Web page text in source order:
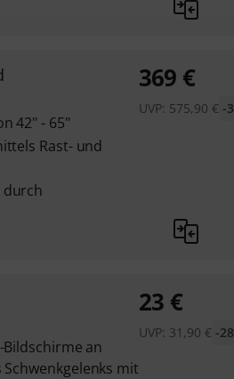
42" - 65"
Rast- und
durch
369 €
UVP: 575,90 € -
Bildschirme an
mit
23 €
UVP: 31,90 € -